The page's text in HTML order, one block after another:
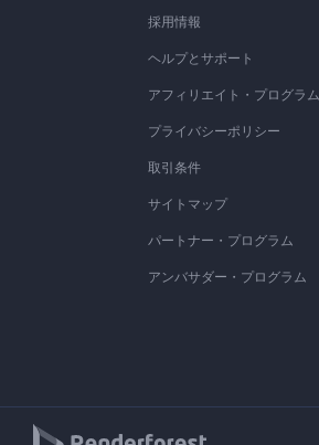
採用情報
ヘルプとサポート
アフィリエイト・プログラム
プライバシーポリシー
取引条件
サイトマップ
パートナー・プログラム
アンバサダー・プログラム